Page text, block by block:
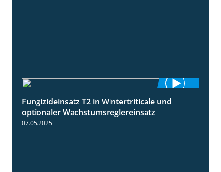
1:56
Fungizideinsatz T2 in Wintertriticale und
optionaler Wachstumsreglereinsatz
07.05.2025